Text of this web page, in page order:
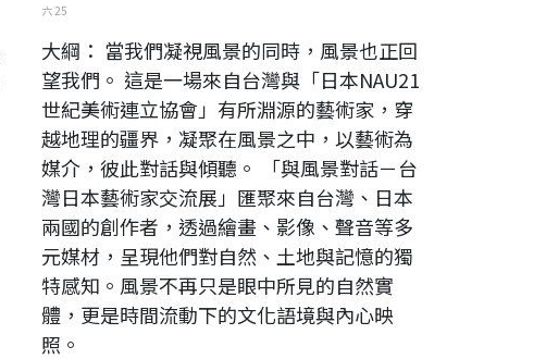
六 25
大綱： 當我們凝視風景的同時，風景也正回
望我們。 這是一場來自台灣與「日本NAU21
世紀美術連立協會」有所淵源的藝術家，穿
越地理的疆界，凝聚在風景之中，以藝術為
媒介，彼此對話與傾聽。 「與風景對話－台
灣日本藝術家交流展」匯聚來自台灣、日本
兩國的創作者，透過繪畫、影像、聲音等多
元媒材，呈現他們對自然、土地與記憶的獨
特感知。風景不再只是眼中所見的自然實
體，更是時間流動下的文化語境與內心映
照。